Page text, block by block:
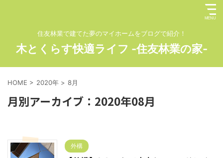
住友林業で建てた夢のマイホームをブログで紹介！
木とくらす快適ライフ -住友林業の家-
HOME > 2020年 > 8月
月別アーカイブ：2020年08月
外構